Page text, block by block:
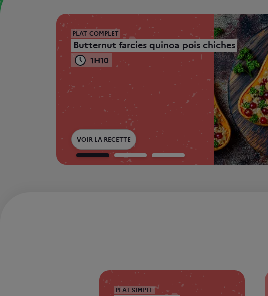
Mise en avant
PLAT COMPLET
Butternut farcies quinoa pois chiches
1H10
VOIR LA RECETTE
PLAT SIMPLE